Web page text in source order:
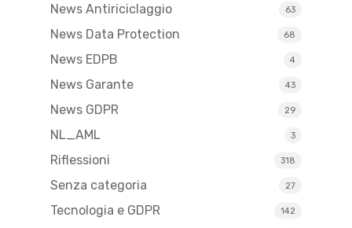
News Antiriciclaggio 63
News Data Protection 68
News EDPB 4
News Garante 43
News GDPR 29
NL_AML 3
Riflessioni 318
Senza categoria 27
Tecnologia e GDPR 142